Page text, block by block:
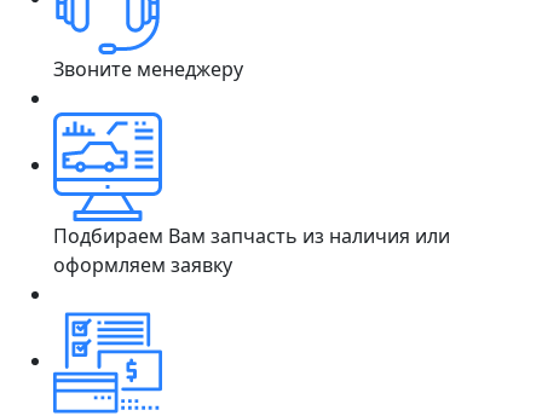
Звоните менеджеру
Подбираем Вам запчасть из наличия или
оформляем заявку